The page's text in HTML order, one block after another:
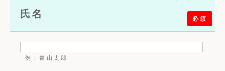
氏名 必須
例：青山太郎